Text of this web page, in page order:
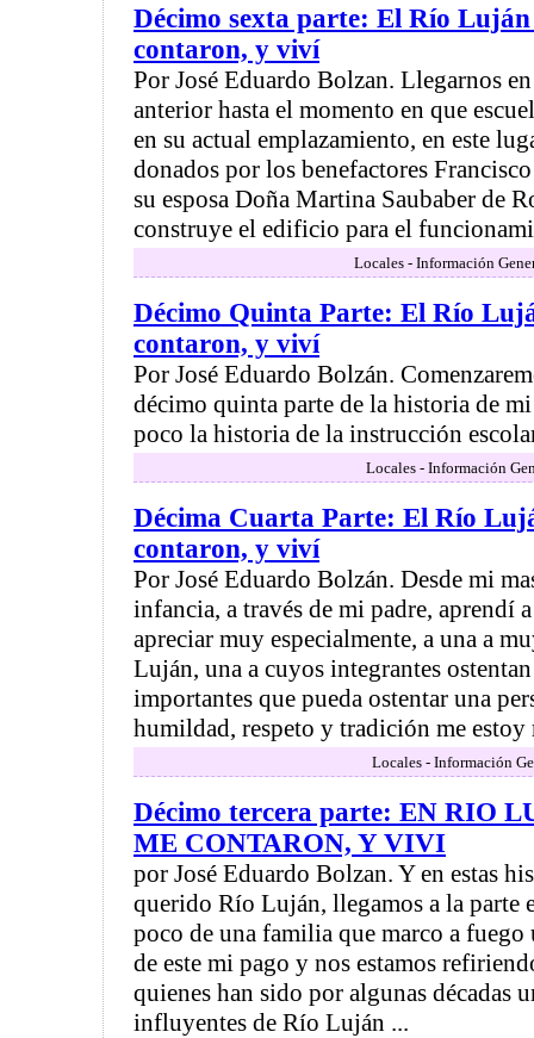
Décimo sexta parte: El Río Luján
contaron, y viví
Por José Eduardo Bolzan. Llegarnos
anterior hasta el momento en que
en su actual emplazamiento, en este
donados por los benefactores
su esposa Doña Martina Saubaber de
construye el edificio para el
Locales - Información
Décimo Quinta Parte: El Río
contaron, y viví
Por José Eduardo Bolzán.
décimo quinta parte de la historia de
poco la historia de la instrucción
Locales - Información
Décima Cuarta Parte: El Río
contaron, y viví
Por José Eduardo Bolzán. Desde mi
infancia, a través de mi padre, aprendí
apreciar muy especialmente, a una a
Luján, una a cuyos integrantes
importantes que pueda ostentar una
humildad, respeto y tradición me
Locales - Información
Décimo tercera parte: EN RIO
ME CONTARON, Y VIVI
por José Eduardo Bolzan. Y en estas
querido Río Luján, llegamos a la parte
poco de una familia que marco a fuego
de este mi pago y nos estamos
quienes han sido por algunas décadas
influyentes de Río Luján ...